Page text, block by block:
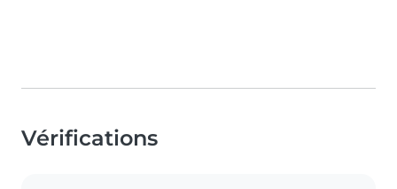
Vérifications